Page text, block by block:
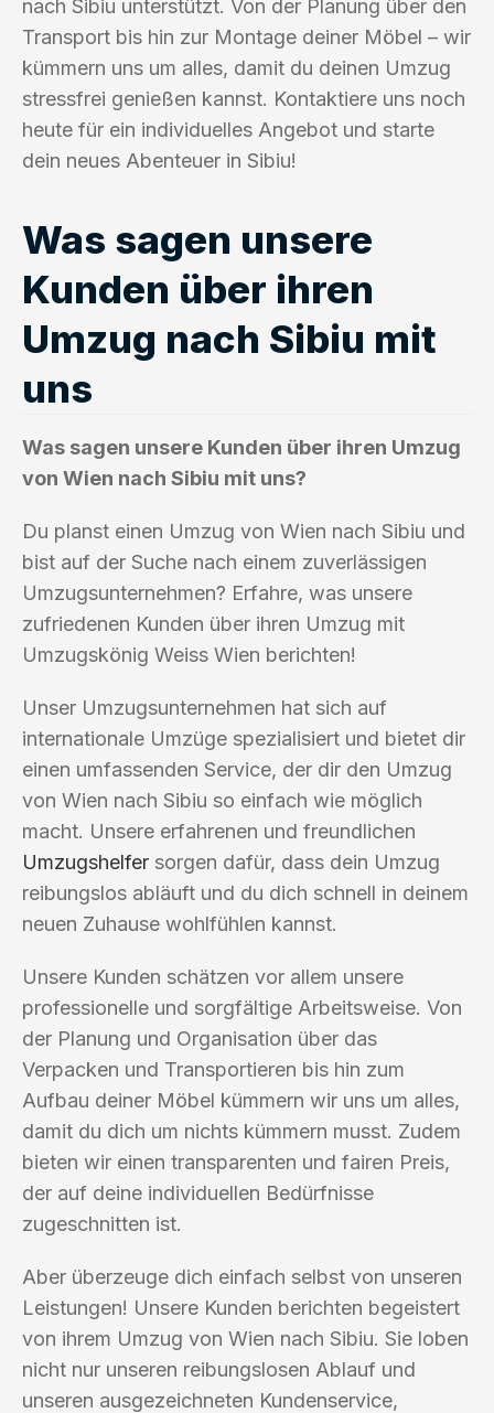
nach Sibiu unterstützt. Von der Planung über den
Transport bis hin zur Montage deiner Möbel – wir
kümmern uns um alles, damit du deinen Umzug
stressfrei genießen kannst. Kontaktiere uns noch
heute für ein individuelles Angebot und starte
dein neues Abenteuer in Sibiu!
Was sagen unsere
Kunden über ihren
Umzug nach Sibiu mit
uns
Was sagen unsere Kunden über ihren Umzug
von Wien nach Sibiu mit uns?
Du planst einen Umzug von Wien nach Sibiu und
bist auf der Suche nach einem zuverlässigen
Umzugsunternehmen? Erfahre, was unsere
zufriedenen Kunden über ihren Umzug mit
Umzugskönig Weiss Wien berichten!
Unser Umzugsunternehmen hat sich auf
internationale Umzüge spezialisiert und bietet dir
einen umfassenden Service, der dir den Umzug
von Wien nach Sibiu so einfach wie möglich
macht. Unsere erfahrenen und freundlichen
Umzugshelfer sorgen dafür, dass dein Umzug
reibungslos abläuft und du dich schnell in deinem
neuen Zuhause wohlfühlen kannst.
Unsere Kunden schätzen vor allem unsere
professionelle und sorgfältige Arbeitsweise. Von
der Planung und Organisation über das
Verpacken und Transportieren bis hin zum
Aufbau deiner Möbel kümmern wir uns um alles,
damit du dich um nichts kümmern musst. Zudem
bieten wir einen transparenten und fairen Preis,
der auf deine individuellen Bedürfnisse
zugeschnitten ist.
Aber überzeuge dich einfach selbst von unseren
Leistungen! Unsere Kunden berichten begeistert
von ihrem Umzug von Wien nach Sibiu. Sie loben
nicht nur unseren reibungslosen Ablauf und
unseren ausgezeichneten Kundenservice,